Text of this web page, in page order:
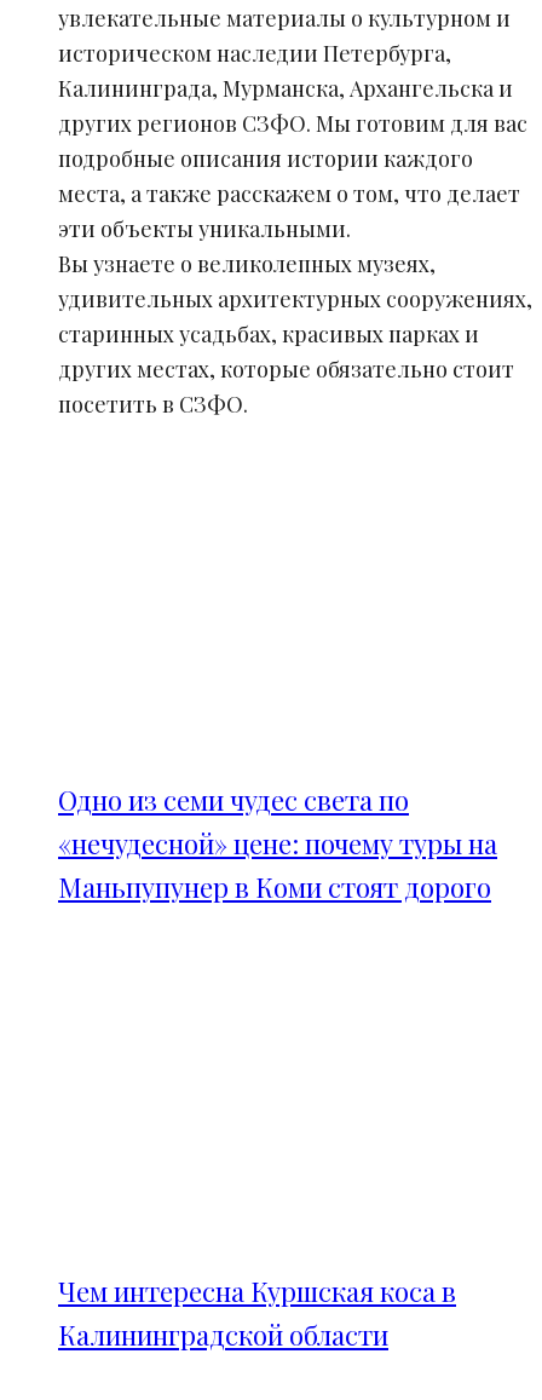
увлекательные материалы о культурном и
историческом наследии Петербурга,
Калининграда, Мурманска, Архангельска и
других регионов СЗФО. Мы готовим для вас
подробные описания истории каждого
места, а также расскажем о том, что делает
эти объекты уникальными.
Вы узнаете о великолепных музеях,
удивительных архитектурных сооружениях,
старинных усадьбах, красивых парках и
других местах, которые обязательно стоит
посетить в СЗФО.
Одно из семи чудес света по
«нечудесной» цене: почему туры на
Маньпупунер в Коми стоят дорого
Чем интересна Куршская коса в
Калининградской области